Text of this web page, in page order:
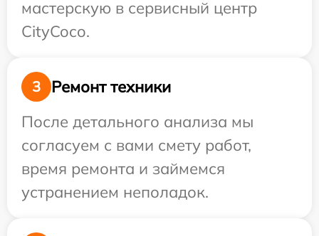
мастерскую в сервисный центр
CityCoco.
3
Ремонт техники
После детального анализа мы
согласуем с вами смету работ,
время ремонта и займемся
устранением неполадок.